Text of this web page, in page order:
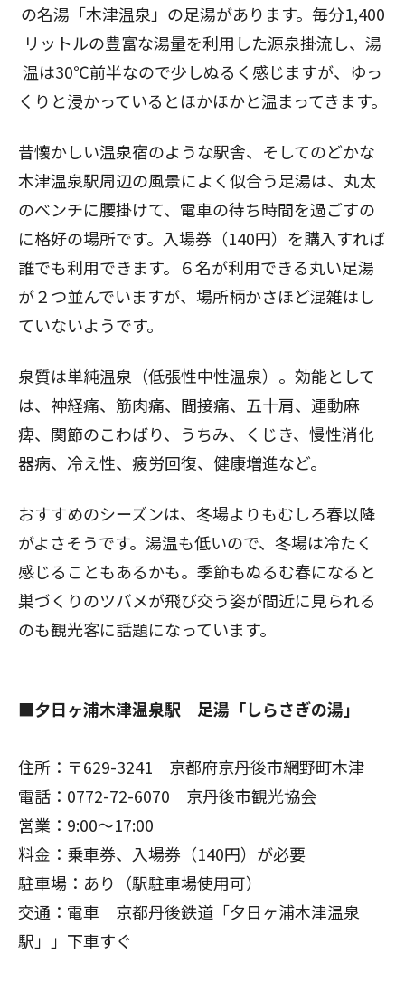
の名湯「木津温泉」の足湯があります。毎分1,400
リットルの豊富な湯量を利用した源泉掛流し、湯
温は30℃前半なので少しぬるく感じますが、ゆっ
くりと浸かっているとほかほかと温まってきます。
昔懐かしい温泉宿のような駅舎、そしてのどかな
木津温泉駅周辺の風景によく似合う足湯は、丸太
のベンチに腰掛けて、電車の待ち時間を過ごすの
に格好の場所です。入場券（140円）を購入すれば
誰でも利用できます。６名が利用できる丸い足湯
が２つ並んでいますが、場所柄かさほど混雑はし
ていないようです。
泉質は単純温泉（低張性中性温泉）。効能として
は、神経痛、筋肉痛、間接痛、五十肩、運動麻
痺、関節のこわばり、うちみ、くじき、慢性消化
器病、冷え性、疲労回復、健康増進など。
おすすめのシーズンは、冬場よりもむしろ春以降
がよさそうです。湯温も低いので、冬場は冷たく
感じることもあるかも。季節もぬるむ春になると
巣づくりのツバメが飛び交う姿が間近に見られる
のも観光客に話題になっています。
■夕日ヶ浦木津温泉駅 足湯「しらさぎの湯」
住所：〒629-3241 京都府京丹後市網野町木津
電話：0772-72-6070 京丹後市観光協会
営業：9:00～17:00
料金：乗車券、入場券（140円）が必要
駐車場：あり（駅駐車場使用可）
交通：電車 京都丹後鉄道「夕日ヶ浦木津温泉
駅」」下車すぐ